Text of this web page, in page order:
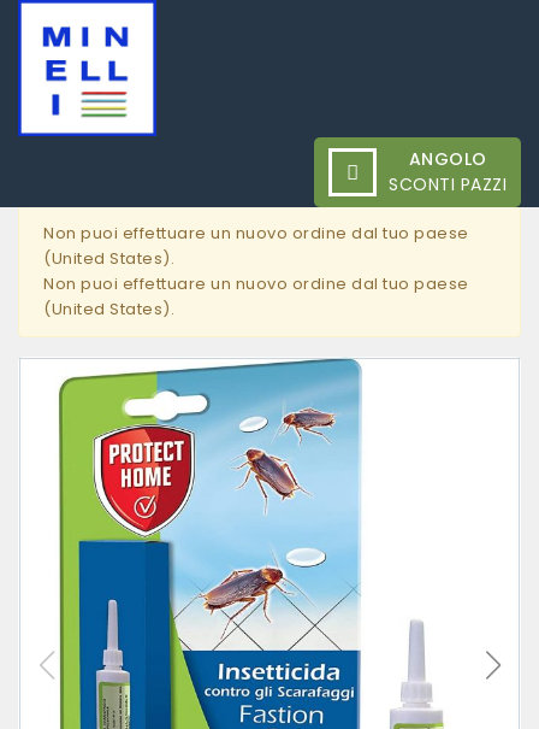
ANGOLO
SCONTI PAZZI
Home Giardino Insetticidi e funghicidi
Gel Esca
Insetticida Fastion 5g - Protect Home
Non puoi effettuare un nuovo ordine dal tuo paese
(United States).
Non puoi effettuare un nuovo ordine dal tuo paese
(United States).